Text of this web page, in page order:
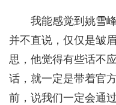
我能感觉到姚雪
并不直说，仅仅是皱
思，他觉得有些话不
话，就一定是带着官
前，说我们一定会通